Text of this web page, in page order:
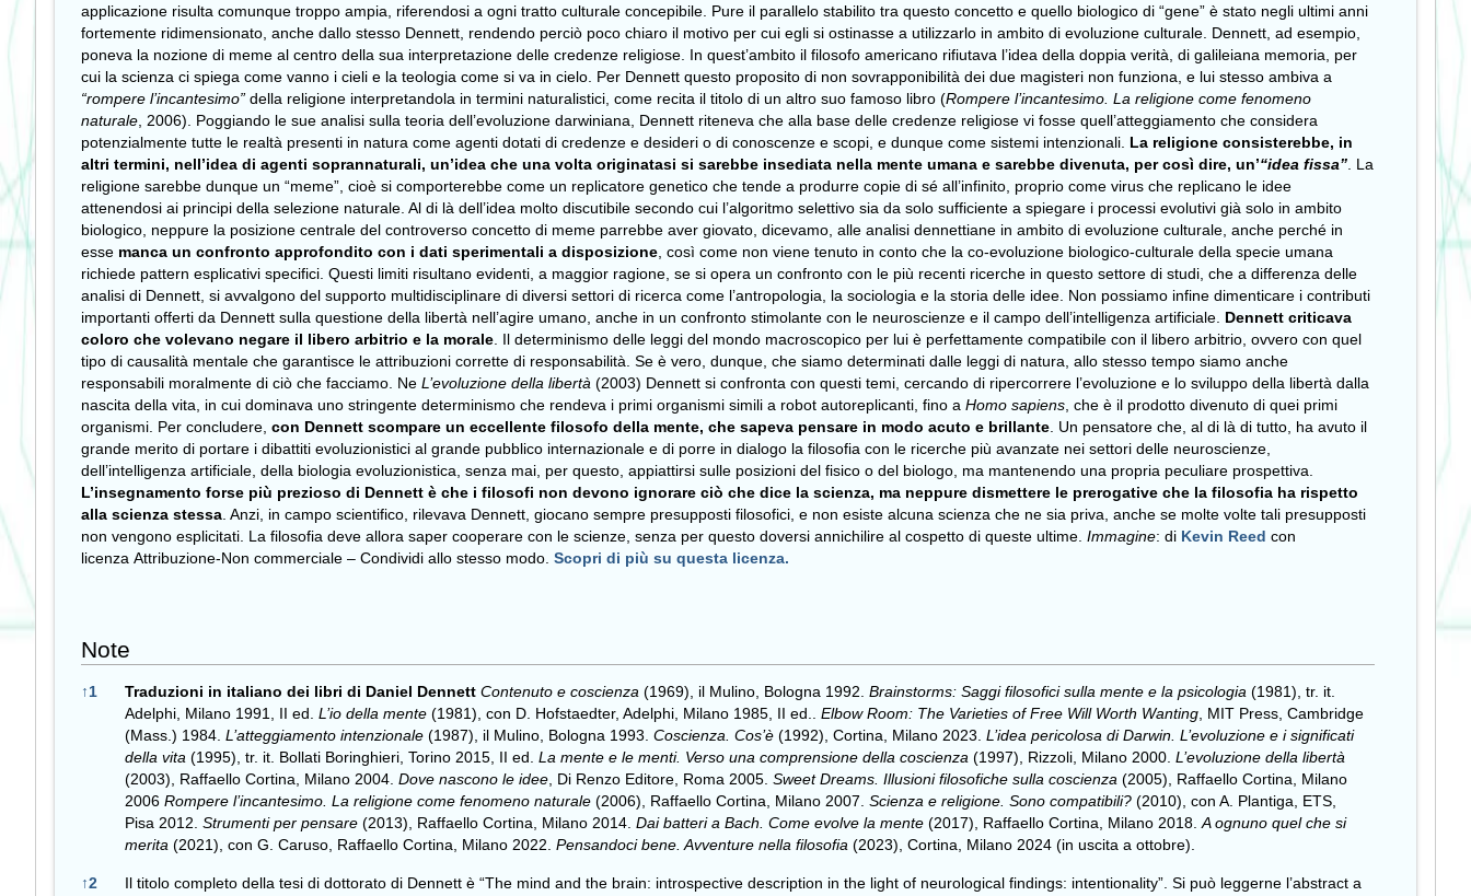
applicazione risulta comunque troppo ampia, riferendosi a ogni tratto culturale concepibile. Pure il parallelo stabilito tra questo concetto e quello biologico di “gene” è stato negli ultimi anni
fortemente ridimensionato, anche dallo stesso Dennett, rendendo perciò poco chiaro il motivo per cui egli si ostinasse a utilizzarlo in ambito di evoluzione culturale. Dennett, ad esempio,
poneva la nozione di meme al centro della sua interpretazione delle credenze religiose. In quest’ambito il filosofo americano rifiutava l’idea della doppia verità, di galileiana memoria, per
cui la scienza ci spiega come vanno i cieli e la teologia come si va in cielo. Per Dennett questo proposito di non sovrapponibilità dei due magisteri non funziona, e lui stesso ambiva a
“rompere l’incantesimo” della religione interpretandola in termini naturalistici, come recita il titolo di un altro suo famoso libro (Rompere l’incantesimo. La religione come fenomeno
naturale, 2006). Poggiando le sue analisi sulla teoria dell’evoluzione darwiniana, Dennett riteneva che alla base delle credenze religiose vi fosse quell’atteggiamento che considera
potenzialmente tutte le realtà presenti in natura come agenti dotati di credenze e desideri o di conoscenze e scopi, e dunque come sistemi intenzionali. La religione consisterebbe, in
altri termini, nell’idea di agenti soprannaturali, un’idea che una volta originatasi si sarebbe insediata nella mente umana e sarebbe divenuta, per così dire, un’“idea fissa”. La
religione sarebbe dunque un “meme”, cioè si comporterebbe come un replicatore genetico che tende a produrre copie di sé all’infinito, proprio come virus che replicano le idee
attenendosi ai principi della selezione naturale. Al di là dell’idea molto discutibile secondo cui l’algoritmo selettivo sia da solo sufficiente a spiegare i processi evolutivi già solo in ambito
biologico, neppure la posizione centrale del controverso concetto di meme parrebbe aver giovato, dicevamo, alle analisi dennettiane in ambito di evoluzione culturale, anche perché in
esse manca un confronto approfondito con i dati sperimentali a disposizione, così come non viene tenuto in conto che la co-evoluzione biologico-culturale della specie umana
richiede pattern esplicativi specifici. Questi limiti risultano evidenti, a maggior ragione, se si opera un confronto con le più recenti ricerche in questo settore di studi, che a differenza delle
analisi di Dennett, si avvalgono del supporto multidisciplinare di diversi settori di ricerca come l’antropologia, la sociologia e la storia delle idee. Non possiamo infine dimenticare i contributi
importanti offerti da Dennett sulla questione della libertà nell’agire umano, anche in un confronto stimolante con le neuroscienze e il campo dell’intelligenza artificiale. Dennett criticava
coloro che volevano negare il libero arbitrio e la morale. Il determinismo delle leggi del mondo macroscopico per lui è perfettamente compatibile con il libero arbitrio, ovvero con quel
tipo di causalità mentale che garantisce le attribuzioni corrette di responsabilità. Se è vero, dunque, che siamo determinati dalle leggi di natura, allo stesso tempo siamo anche
responsabili moralmente di ciò che facciamo. Ne L’evoluzione della libertà (2003) Dennett si confronta con questi temi, cercando di ripercorrere l’evoluzione e lo sviluppo della libertà dalla
nascita della vita, in cui dominava uno stringente determinismo che rendeva i primi organismi simili a robot autoreplicanti, fino a Homo sapiens, che è il prodotto divenuto di quei primi
organismi. Per concludere, con Dennett scompare un eccellente filosofo della mente, che sapeva pensare in modo acuto e brillante. Un pensatore che, al di là di tutto, ha avuto il
grande merito di portare i dibattiti evoluzionistici al grande pubblico internazionale e di porre in dialogo la filosofia con le ricerche più avanzate nei settori delle neuroscienze,
dell’intelligenza artificiale, della biologia evoluzionistica, senza mai, per questo, appiattirsi sulle posizioni del fisico o del biologo, ma mantenendo una propria peculiare prospettiva.
L’insegnamento forse più prezioso di Dennett è che i filosofi non devono ignorare ciò che dice la scienza, ma neppure dismettere le prerogative che la filosofia ha rispetto
alla scienza stessa. Anzi, in campo scientifico, rilevava Dennett, giocano sempre presupposti filosofici, e non esiste alcuna scienza che ne sia priva, anche se molte volte tali presupposti
non vengono esplicitati. La filosofia deve allora saper cooperare con le scienze, senza per questo doversi annichilire al cospetto di queste ultime. Immagine: di Kevin Reed con
licenza Attribuzione-Non commerciale – Condividi allo stesso modo. Scopri di più su questa licenza.
Note
Note
↑1 Traduzioni in italiano dei libri di Daniel Dennett Contenuto e coscienza (1969), il Mulino, Bologna 1992. Brainstorms: Saggi filosofici sulla mente e la psicologia (1981), tr. it.
Adelphi, Milano 1991, II ed. L’io della mente (1981), con D. Hofstaedter, Adelphi, Milano 1985, II ed.. Elbow Room: The Varieties of Free Will Worth Wanting, MIT Press, Cambridge
(Mass.) 1984. L’atteggiamento intenzionale (1987), il Mulino, Bologna 1993. Coscienza. Cos’è (1992), Cortina, Milano 2023. L’idea pericolosa di Darwin. L’evoluzione e i significati
della vita (1995), tr. it. Bollati Boringhieri, Torino 2015, II ed. La mente e le menti. Verso una comprensione della coscienza (1997), Rizzoli, Milano 2000. L’evoluzione della libertà
(2003), Raffaello Cortina, Milano 2004. Dove nascono le idee, Di Renzo Editore, Roma 2005. Sweet Dreams. Illusioni filosofiche sulla coscienza (2005), Raffaello Cortina, Milano
2006 Rompere l’incantesimo. La religione come fenomeno naturale (2006), Raffaello Cortina, Milano 2007. Scienza e religione. Sono compatibili? (2010), con A. Plantiga, ETS,
Pisa 2012. Strumenti per pensare (2013), Raffaello Cortina, Milano 2014. Dai batteri a Bach. Come evolve la mente (2017), Raffaello Cortina, Milano 2018.A ognuno quel che si
merita (2021), con G. Caruso, Raffaello Cortina, Milano 2022. Pensandoci bene. Avventure nella filosofia (2023), Cortina, Milano 2024 (in uscita a ottobre).
↑2 Il titolo completo della tesi di dottorato di Dennett è “The mind and the brain: introspective description in the light of neurological findings: intentionality”. Si può leggerne l’abstract a